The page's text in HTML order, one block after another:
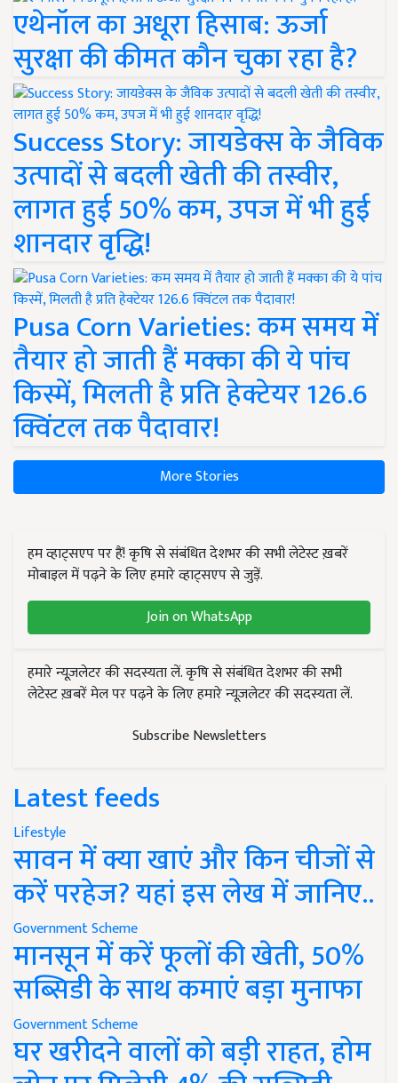
एथेनॉल का अधूरा हिसाब: ऊर्जा
सुरक्षा की कीमत कौन चुका रहा है?
Success Story: जायडेक्स के जैविक
उत्पादों से बदली खेती की तस्वीर,
लागत हुई 50% कम, उपज में भी हुई
शानदार वृद्धि!
Pusa Corn Varieties: कम समय में
तैयार हो जाती हैं मक्का की ये पांच
किस्में, मिलती है प्रति हेक्टेयर 126.6
क्विंटल तक पैदावार!
More Stories
हम व्हाट्सएप पर हैं! कृषि से संबंधित देशभर की सभी लेटेस्ट ख़बरें
मोबाइल में पढ़ने के लिए हमारे व्हाट्सएप से जुड़ें.
Join on WhatsApp
हमारे न्यूज़लेटर की सदस्यता लें. कृषि से संबंधित देशभर की सभी
लेटेस्ट ख़बरें मेल पर पढ़ने के लिए हमारे न्यूज़लेटर की सदस्यता लें.
Subscribe Newsletters
Latest feeds
Lifestyle
सावन में क्या खाएं और किन चीजों से
करें परहेज? यहां इस लेख में जानिए..
Government Scheme
मानसून में करें फूलों की खेती, 50%
सब्सिडी के साथ कमाएं बड़ा मुनाफा
Government Scheme
घर खरीदने वालों को बड़ी राहत, होम